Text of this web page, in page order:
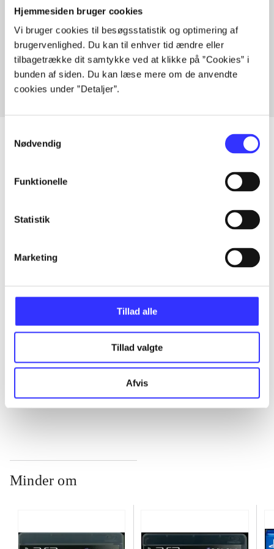
Hjemmesiden bruger cookies
Vi bruger cookies til besøgsstatistik og optimering af
brugervenlighed. Du kan til enhver tid ændre eller
tilbagetrække dit samtykke ved at klikke på ”Cookies” i
bunden af siden. Du kan læse mere om de anvendte
cookies under ”Detaljer”.
Nødvendig
Funktionelle
Statistik
Marketing
Tillad alle
Tillad valgte
Afvis
Artikler med samme emner
Fra
Artikler
Minder om